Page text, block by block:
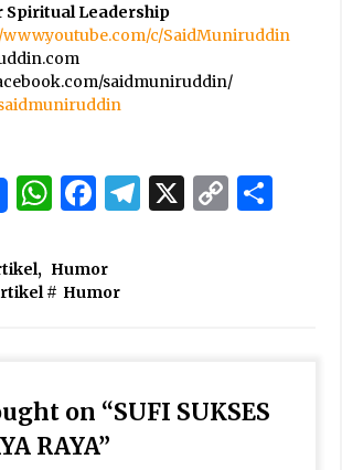
Spiritual Leadership
www.youtube.com/c/SaidMuniruddin
saidmuniruddin/
WhatsApp
Facebook
Telegram
X Copy
, Humor
# Humor
on “SUFI SUKSES
RAYA”